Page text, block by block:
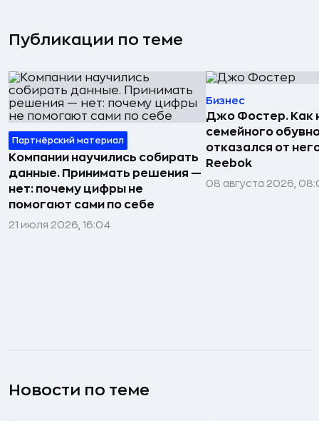
Публикации по теме
Партнёрский материал
Компании научились собирать
данные. Принимать решения —
нет: почему цифры не
помогают сами по себе
21 июля 2026, 16:04
Бизнес
Джо Фостер. Как
семейного
отказался от
Reebok
08 августа 2026,
Новости по теме